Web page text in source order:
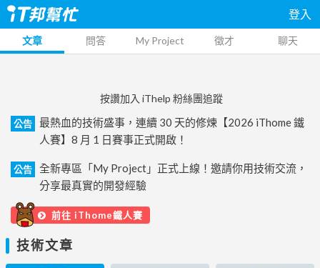
登入
文章 問答 My Project 徵才 聊天
按讚加入 iThelp 粉絲團追蹤
公告
最熱血的技術盛事，連續 30 天的修煉【2026 iThome 鐵
人賽】8 月 1 日賽事正式開啟！
公告
全新專區「My Project」正式上線！邀請你用技術交流，
分享最真實的開發經驗
前往 iThome鐵人賽
技術文章